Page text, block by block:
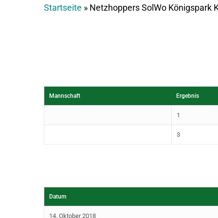
Startseite » Netzhoppers SolWo Königspark
Mannschaft Ergebnis
1
3
Datum
14. Oktober 2018